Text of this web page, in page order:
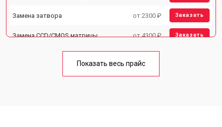
Замена затвора от 2300 ₽ Заказать
Замена CCD/CMOS матрицы от 4300 ₽ Заказать
Чистка матрицы от 3100 ₽
Показать весь прайс